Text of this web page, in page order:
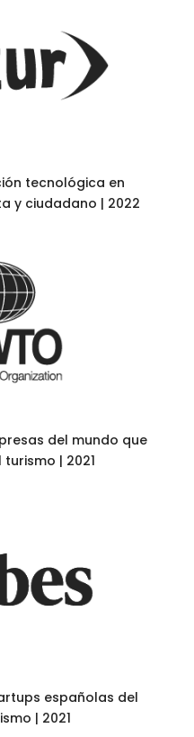
tecnológica en
y ciudadano | 2022
del mundo que
| 2021
españolas del
| 2021